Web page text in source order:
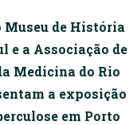
Museu de História
e a Associação de
Medicina do Rio
a exposição
em Porto